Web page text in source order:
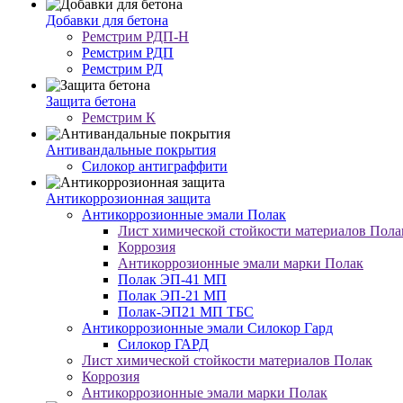
Добавки для бетона
Ремстрим РДП-Н
Ремстрим РДП
Ремстрим РД
Защита бетона
Ремстрим К
Антивандальные покрытия
Cилокор антиграффити
Антикоррозионная защита
Антикоррозионные эмали Полак
Лист химической стойкости материалов
Коррозия
Антикоррозионные эмали марки Полак
Полак ЭП-41 МП
Полак ЭП-21 МП
Полак-ЭП21 МП ТБС
Антикоррозионные эмали Силокор Гард
Силокор ГАРД
Лист химической стойкости материалов Полак
Коррозия
Антикоррозионные эмали марки Полак